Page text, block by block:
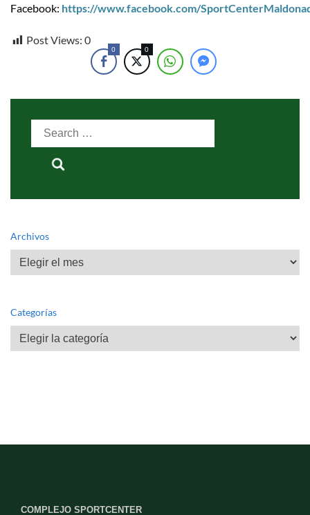
Facebook: https://www.facebook.com/
Post Views: 0
0 0
Search
for:
Archivos
Archivos
Categorías
Categorías
COMPLEJO SPORTCENTER